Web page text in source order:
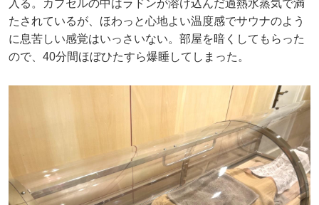
入る。カプセルの中はラドンが溶け込んだ過熱水蒸気で満
たされているが、ほわっと心地よい温度感でサウナのよう
に息苦しい感覚はいっさいない。部屋を暗くしてもらった
ので、40分間ほぼひたすら爆睡してしまった。